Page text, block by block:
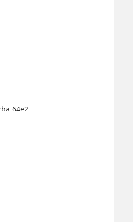
64e2-